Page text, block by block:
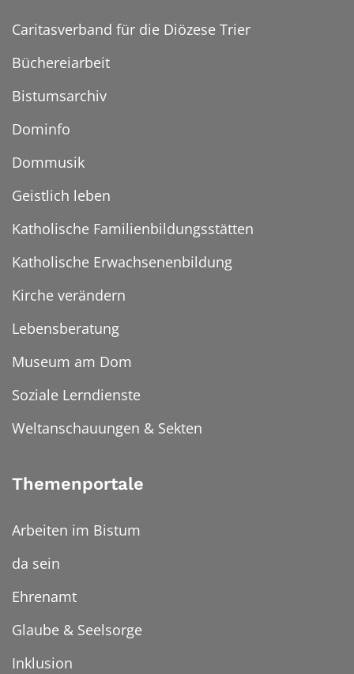
Caritasverband für die Diözese Trier
Büchereiarbeit
Bistumsarchiv
Dominfo
Dommusik
Geistlich leben
Katholische Familienbildungsstätten
Katholische Erwachsenenbildung
Kirche verändern
Lebensberatung
Museum am Dom
Soziale Lerndienste
Weltanschauungen & Sekten
Themenportale
Arbeiten im Bistum
da sein
Ehrenamt
Glaube & Seelsorge
Inklusion